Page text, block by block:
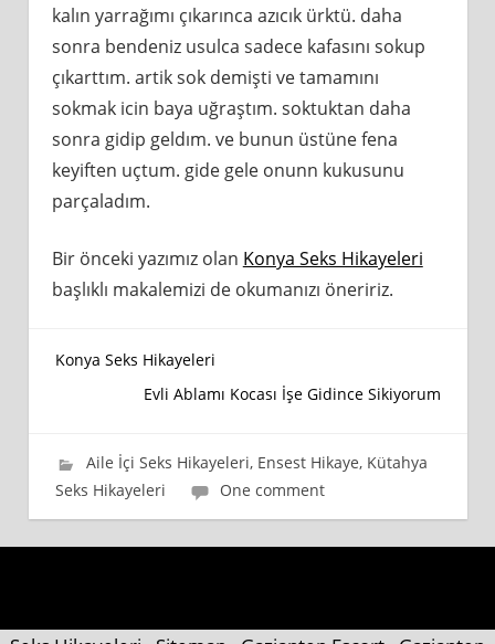
kalın yarrağımı çıkarınca azıcık ürktü. daha
sonra bendeniz usulca sadece kafasını sokup
çıkarttım. artik sok demişti ve tamamını
sokmak icin baya uğraştım. soktuktan daha
sonra gidip geldım. ve bunun üstüne fena
keyiften uçtum. gide gele onunn kukusunu
parçaladım.
Bir önceki yazımız olan Konya Seks Hikayeleri
başlıklı makalemizi de okumanızı öneririz.
Yazı
gezinmesi
Konya Seks Hikayeleri
Evli Ablamı Kocası İşe Gidince Sikiyorum
11 Ekim 2019
wpadmin_745cb4
Aile İçi Seks Hikayeleri, Ensest Hikaye, Kütahya
Seks Hikayeleri
One comment